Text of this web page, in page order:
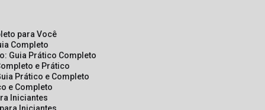
para Você
Completo
Guia Prático Completo
e Prático
Prático e Completo
e Completo
Iniciantes